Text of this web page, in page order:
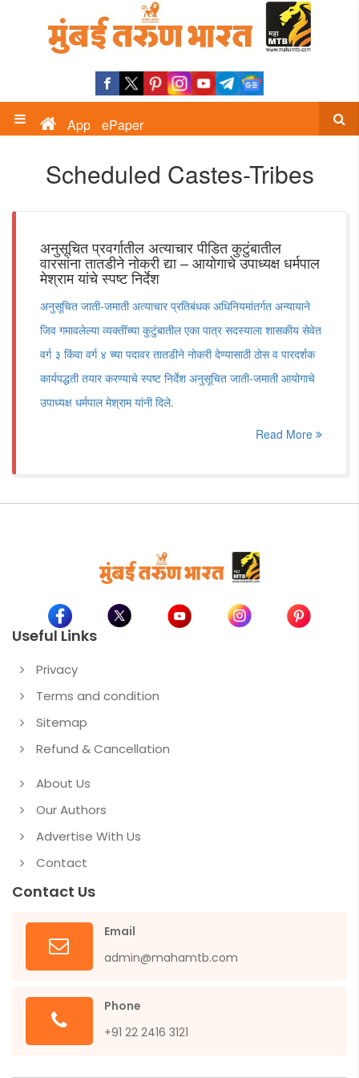
App ePaper
Scheduled Castes-Tribes
अनुसूचित प्रवर्गातील अत्याचार पीडित कुटुंबातील
वारसांना तातडीने नोकरी द्या – आयोगाचे उपाध्यक्ष धर्मपाल
मेश्राम यांचे स्पष्ट निर्देश
अनुसूचित जाती-जमाती अत्याचार प्रतिबंधक अधिनियमांतर्गत अन्यायाने
जिव गमावलेल्या व्यक्तींच्या कुटुंबातील एका पात्र सदस्याला शासकीय सेवेत
वर्ग ३ किंवा वर्ग ४ च्या पदावर तातडीने नोकरी देण्यासाठी ठोस व पारदर्शक
कार्यपद्धती तयार करण्याचे स्पष्ट निर्देश अनुसूचित जाती-जमाती आयोगाचे
उपाध्यक्ष धर्मपाल मेश्राम यांनी दिले.
Read More
Useful Links
Privacy
Terms and condition
Sitemap
Refund & Cancellation
About Us
Our Authors
Advertise With Us
Contact
Contact Us
Email
admin@mahamtb.com
Phone
+91 22 2416 3121